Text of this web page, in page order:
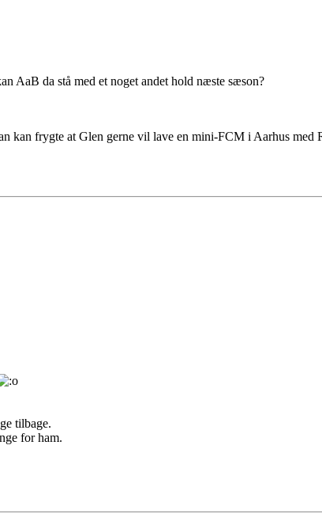
AaB da stå med et noget andet hold næste sæson?
kan frygte at Glen gerne vil lave en mini-FCM i Aarhus
tilbage.
for ham.